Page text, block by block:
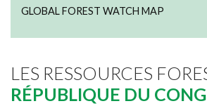
GLOBAL FOREST WATCH MAP
LES RESSOURCES
RÉPUBLIQUE DU